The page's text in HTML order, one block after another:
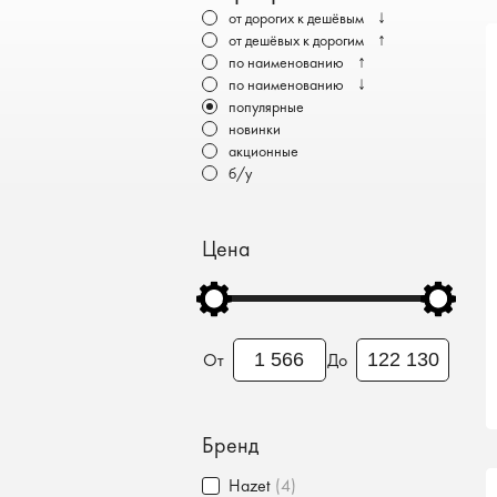
Электромобили
от дорогих к дешёвым ↓
от дешёвых к дорогим ↑
по наименованию ↑
по наименованию ↓
популярные
новинки
акционные
б/у
Цена
От До
Бренд
Hazet (4)